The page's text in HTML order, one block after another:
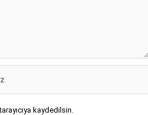
kaydedilsin.